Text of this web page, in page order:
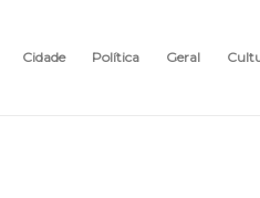
Cidade Política Geral